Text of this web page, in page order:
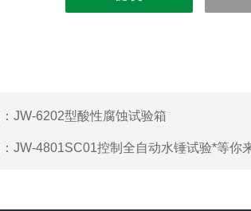
JW-6202型酸性腐蚀试验箱
JW-4801SC01控制全自动水锤试验*等你